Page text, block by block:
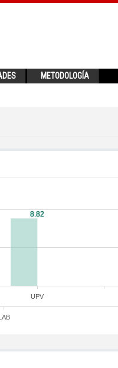
METODOLOGÍA
UPV